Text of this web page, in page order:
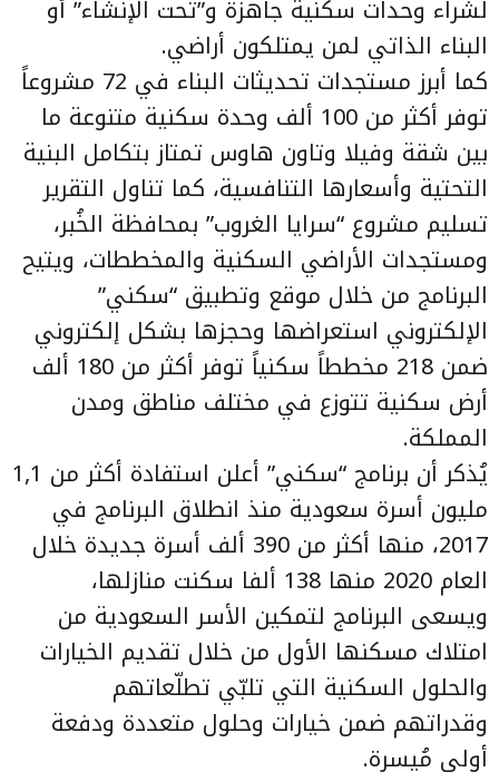
لشراء وحدات سكنية جاهزة و”تحت الإنشاء” أو
البناء الذاتي لمن يمتلكون أراضي.
كما أبرز مستجدات تحديثات البناء في 72 مشروعاً
توفر أكثر من 100 ألف وحدة سكنية متنوعة ما
بين شقة وفيلا وتاون هاوس تمتاز بتكامل البنية
التحتية وأسعارها التنافسية، كما تناول التقرير
تسليم مشروع “سرايا الغروب” بمحافظة الخُبر،
ومستجدات الأراضي السكنية والمخططات، ويتيح
البرنامج من خلال موقع وتطبيق “سكني”
الإلكتروني استعراضها وحجزها بشكل إلكتروني
ضمن 218 مخططاً سكنياً توفر أكثر من 180 ألف
أرض سكنية تتوزع في مختلف مناطق ومدن
المملكة.
يُذكر أن برنامج “سكني” أعلن استفادة أكثر من 1,1
مليون أسرة سعودية منذ انطلاق البرنامج في
2017، منها أكثر من 390 ألف أسرة جديدة خلال
العام 2020 منها 138 ألفا سكنت منازلها،
ويسعى البرنامج لتمكين الأسر السعودية من
امتلاك مسكنها الأول من خلال تقديم الخيارات
والحلول السكنية التي تلبّي تطلّعاتهم
وقدراتهم ضمن خيارات وحلول متعددة ودفعة
أولى مُيسرة.